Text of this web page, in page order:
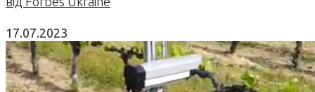
17.07.2023